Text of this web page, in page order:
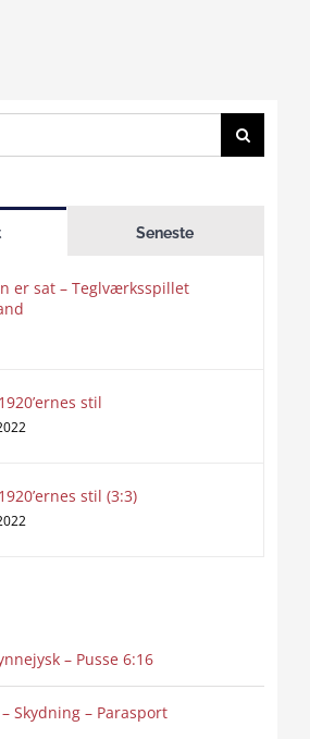
Seneste
er sat – Teglværksspillet
stil
stil (3:3)
– Pusse 6:16
Skydning – Parasport